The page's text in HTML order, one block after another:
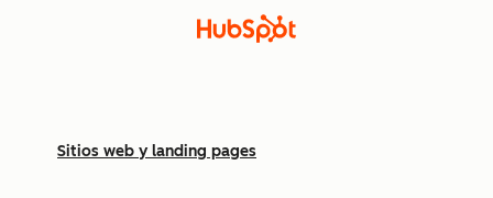
Sitios web y landing pages